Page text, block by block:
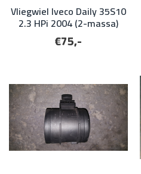
Vliegwiel Iveco Daily 35S10
2.3 HPi 2004 (2-massa)
€75,-